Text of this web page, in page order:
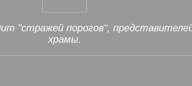
"стражей порогов",
храмы.